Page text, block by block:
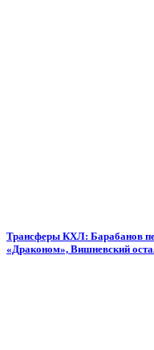
Трансферы КХЛ: Барабанов
«Драконом», Вишневский